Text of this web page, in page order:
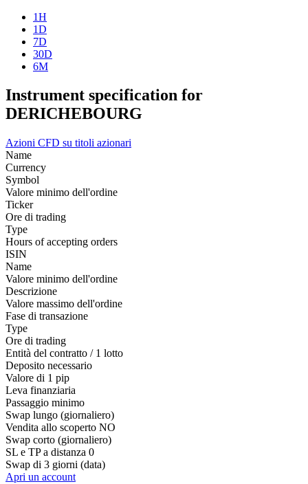
1H
1D
7D
30D
6M
Instrument specification for
DERICHEBOURG
Azioni CFD su titoli azionari
Name
Currency
Symbol
Valore minimo dell'ordine
Ticker
Ore di trading
Type
Hours of accepting orders
ISIN
Name
Valore minimo dell'ordine
Descrizione
Valore massimo dell'ordine
Fase di transazione
Type
Ore di trading
Entità del contratto / 1 lotto
Deposito necessario
Valore di 1 pip
Leva finanziaria
Passaggio minimo
Swap lungo (giornaliero)
Vendita allo scoperto NO
Swap corto (giornaliero)
SL e TP a distanza 0
Swap di 3 giorni (data)
Apri un account